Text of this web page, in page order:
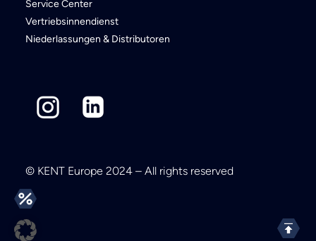
Service Center
Vertriebsinnendienst
Niederlassungen & Distributoren
© KENT Europe 2024 – All rights reserved